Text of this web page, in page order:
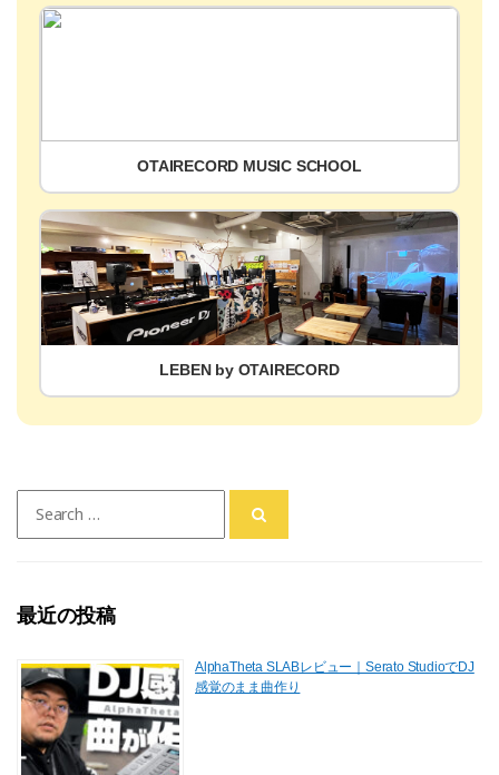
OTAIRECORD MUSIC SCHOOL
LEBEN by OTAIRECORD
for:
最近の投稿
AlphaTheta SLABレビュー｜Serato StudioでDJ
感覚のまま曲作り